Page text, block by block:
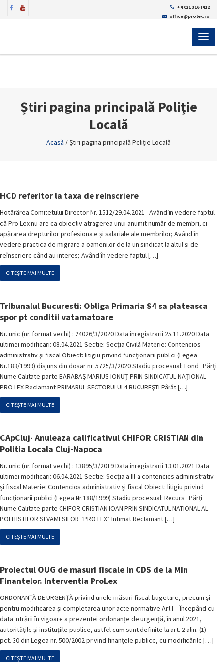
+4 021 316 1412
office@prolex.ro
Știri pagina principală Poliţie
Locală
Acasă /Știri pagina principală Poliţie Locală
HCD referitor la taxa de reinscriere
Hotărârea Comitetului Director Nr. 1512/29.04.2021 Având în vedere faptul
că Pro Lex nu are ca obiectiv atragerea unui anumit număr de membri, ci
apărarea drepturilor profesionale și salariale ale membrilor; Având în
vedere practica de migrare a oamenilor de la un sindicat la altul și de
reînscriere când au interes; Având în vedere faptul […]
CITEȘTE MAI MULTE
Tribunalul Bucuresti: Obliga Primaria S4 sa plateasca
spor pt conditii vatamatoare
Nr. unic (nr. format vechi) : 24026/3/2020 Data inregistrarii 25.11.2020 Data
ultimei modificari: 08.04.2021 Sectie: Secţia Civilă Materie: Contencios
administrativ şi fiscal Obiect: litigiu privind funcţionarii publici (Legea
Nr.188/1999) disjuns din dosar nr. 5725/3/2020 Stadiu procesual: Fond Părţi
Nume Calitate parte BARABAŞ MARIUS IONUŢ PRIN SINDICATUL NAŢIONAL
PRO LEX Reclamant PRIMARUL SECTORULUI 4 BUCUREŞTI Pârât […]
CITEȘTE MAI MULTE
CApCluj- Anuleaza calificativul CHIFOR CRISTIAN din
Politia Locala Cluj-Napoca
Nr. unic (nr. format vechi) : 13895/3/2019 Data inregistrarii 13.01.2021 Data
ultimei modificari: 06.04.2021 Sectie: Secţia a III-a contencios administrativ
şi fiscal Materie: Contencios administrativ şi fiscal Obiect: litigiu privind
funcţionarii publici (Legea Nr.188/1999) Stadiu procesual: Recurs Părţi
Nume Calitate parte CHIFOR CRISTIAN IOAN PRIN SINDICATUL NATIONAL AL
POLITISTILOR SI VAMESILOR “PRO LEX” Intimat Reclamant […]
CITEȘTE MAI MULTE
Proiectul OUG de masuri fiscale in CDS de la Min
Finantelor. Interventia ProLex
ORDONANȚĂ DE URGENȚĂ privind unele măsuri fiscal-bugetare, precum și
pentru modificarea şi completarea unor acte normative Art.I – Începând cu
data intrării în vigoare a prezentei ordonanțe de urgență, în anul 2021,
autoritățile și instituțiile publice, astfel cum sunt definite la art. 2 alin. (1)
pct. 30 din Legea nr. 500/2002 privind finanțele publice, cu modificările […]
CITEȘTE MAI MULTE